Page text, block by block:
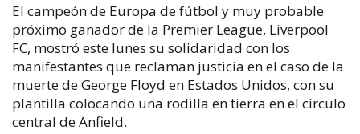
El campeón de Europa de fútbol y muy probable
próximo ganador de la Premier League, Liverpool
FC, mostró este lunes su solidaridad con los
manifestantes que reclaman justicia en el caso de la
muerte de George Floyd en Estados Unidos, con su
plantilla colocando una rodilla en tierra en el círculo
central de Anfield.